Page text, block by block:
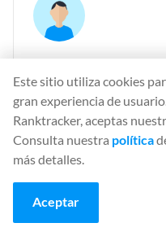
SEO specialist
Belal Hossain is a
marketer with a
of online visibility and
Deventer, The
know-how with
businesses grow across
Este sitio utiliza cookies
gran experiencia de
Ranktracker, aceptas
Consulta nuestra política
más detalles.
Aceptar